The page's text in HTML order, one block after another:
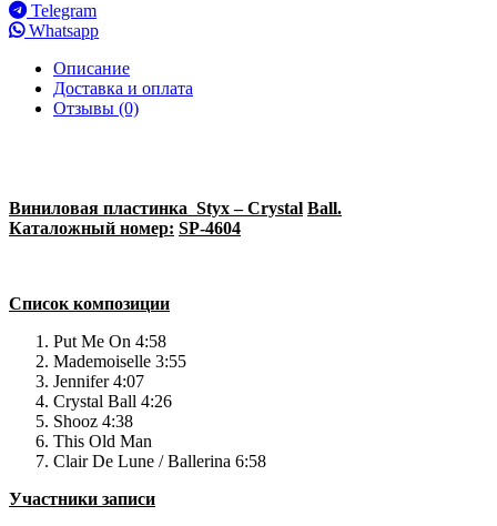
Telegram
Whatsapp
Описание
Доставка и оплата
Отзывы (0)
Виниловая пластинка Styx–Crystal Ball.
Каталожный номер: SP-4604
Список композиции
Put Me On 4:58
Mademoiselle 3:55
Jennifer 4:07
Crystal Ball 4:26
Shooz 4:38
This Old Man
Clair De Lune / Ballerina 6:58
Участники записи